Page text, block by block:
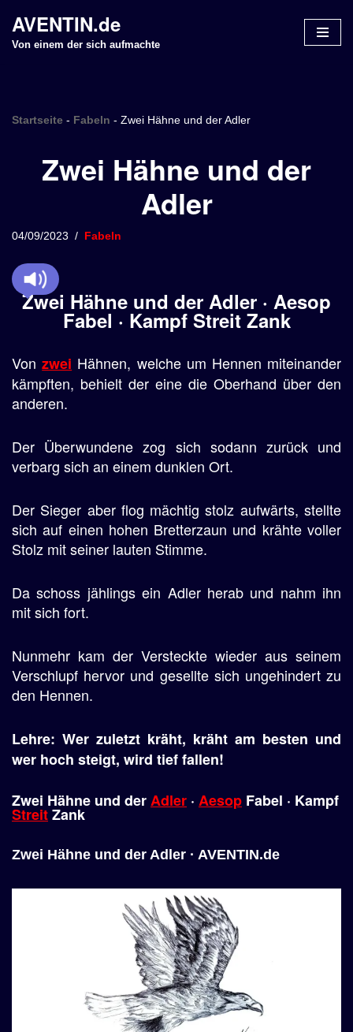
Z
n
p
i
n
AVENTIN.de
Von einem der sich aufmachte
Startseite - Fabeln - Zwei Hähne und der Adler
Zwei Hähne und der
Adler
04/09/2023 Fabeln
Zwei Hähne und der Adler · Aesop
Fabel · Kampf Streit Zank
Vonzwei Hähnen, welche um Hennen miteinander
kämpften, behielt der eine die Oberhand über den
anderen.
Der Überwundene zog sich sodann zurück und
verbarg sich an einem dunklen Ort.
Der Sieger aber flog mächtig stolz aufwärts, stellte
sich auf einen hohen Bretterzaun und krähte voller
Stolz mit seiner lauten Stimme.
Da schoss jählings ein Adler herab und nahm ihn
mit sich fort.
Nunmehr kam der Versteckte wieder aus seinem
Verschlupf hervor und gesellte sich ungehindert zu
den Hennen.
Lehre: Wer zuletzt kräht, kräht am besten und
wer hoch steigt, wird tief fallen!
Zwei Hähne und derAdler · Aesop Fabel · Kampf
StreitZank
Zwei Hähne und der Adler · AVENTIN.de